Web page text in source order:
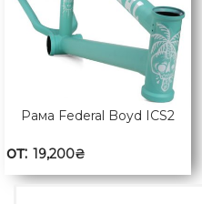
Рама Federal Boyd ICS2
от: 19,200₴